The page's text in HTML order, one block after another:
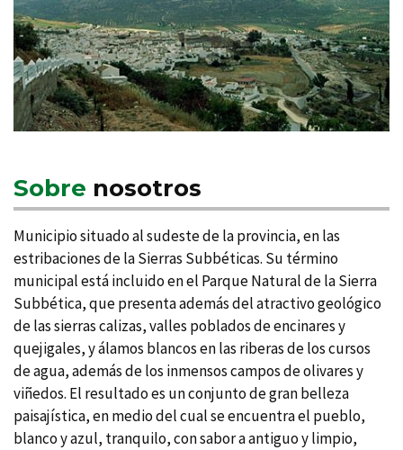
Sobre nosotros
Municipio situado al sudeste de la provincia, en las
estribaciones de la Sierras Subbéticas. Su término
municipal está incluido en el Parque Natural de la Sierra
Subbética, que presenta además del atractivo geológico
de las sierras calizas, valles poblados de encinares y
quejigales, y álamos blancos en las riberas de los cursos
de agua, además de los inmensos campos de olivares y
viñedos. El resultado es un conjunto de gran belleza
paisají­stica, en medio del cual se encuentra el pueblo,
blanco y azul, tranquilo, con sabor a antiguo y limpio,